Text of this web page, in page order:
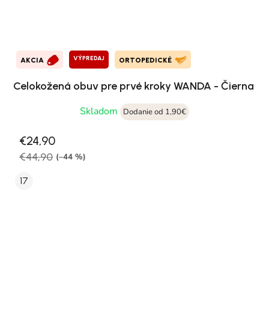
AKCIA VÝPREDAJ ORTOPEDICKÉ
Celokožená obuv pre prvé kroky WANDA - Čierna
Skladom
Dodanie od 1,90€
€24,90
€44,90 (–44 %)
17